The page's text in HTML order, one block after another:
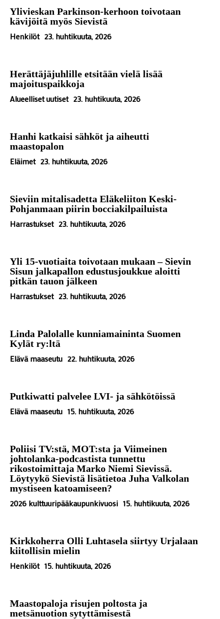
Ylivieskan Parkinson-kerhoon toivotaan
kävijöitä myös Sievistä
Henkilöt 23. huhtikuuta, 2026
Herättäjäjuhlille etsitään vielä lisää
majoituspaikkoja
Alueelliset uutiset 23. huhtikuuta, 2026
Hanhi katkaisi sähköt ja aiheutti
maastopalon
Eläimet 23. huhtikuuta, 2026
Sieviin mitalisadetta Eläkeliiton Keski-
Pohjanmaan piirin bocciakilpailuista
Harrastukset 23. huhtikuuta, 2026
Yli 15-vuotiaita toivotaan mukaan – Sievin
Sisun jalkapallon edustusjoukkue aloitti
pitkän tauon jälkeen
Harrastukset 23. huhtikuuta, 2026
Linda Palolalle kunniamaininta Suomen
Kylät ry:ltä
Elävä maaseutu 22. huhtikuuta, 2026
Putkiwatti palvelee LVI- ja sähkötöissä
Elävä maaseutu 15. huhtikuuta, 2026
Poliisi TV:stä, MOT:sta ja Viimeinen
johtolanka-podcastista tunnettu
rikostoimittaja Marko Niemi Sievissä.
Löytyykö Sievistä lisätietoa Juha Valkolan
mystiseen katoamiseen?
2026 kulttuuripääkaupunkivuosi 15. huhtikuuta, 2026
Kirkkoherra Olli Luhtasela siirtyy Urjalaan
kiitollisin mielin
Henkilöt 15. huhtikuuta, 2026
Maastopaloja risujen poltosta ja
metsänuotion sytyttämisestä